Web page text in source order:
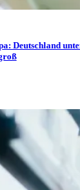
Deutschland